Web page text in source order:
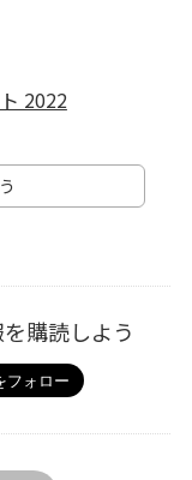
2022
購読しよう